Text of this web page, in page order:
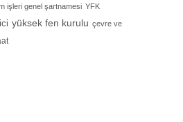
işleri genel şartnamesi YFK
yüksek fen kurulu çevre ve